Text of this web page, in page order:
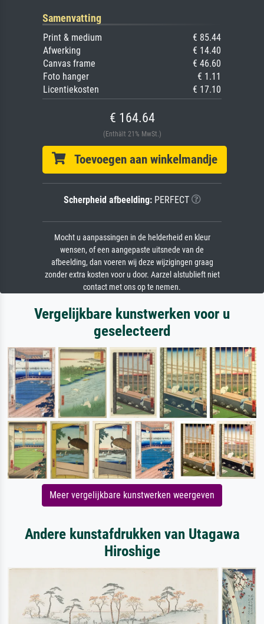
Samenvatting
Print & medium
€ 85.44
Afwerking
€ 14.40
Canvas frame
€ 46.60
Foto hanger
€ 1.11
Licentiekosten
€ 17.10
€ 164.64
(Enthält 21% MwSt.)
Toevoegen aan winkelmandje
Scherpheid afbeelding:PERFECT
Mocht u aanpassingen in de helderheid en kleur
wensen, of een aangepaste uitsnede van de
afbeelding, dan voeren wij deze wijzigingen graag
zonder extra kosten voor u door. Aarzel alstublieft niet
contact met ons op te nemen.
Vergelijkbare kunstwerken voor u
geselecteerd
Meer vergelijkbare kunstwerken weergeven
Andere kunstafdrukken van Utagawa
Hiroshige